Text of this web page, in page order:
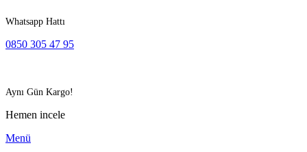
Whatsapp Hattı
0850 305 47 95
Aynı Gün Kargo!
Hemen incele
Menü